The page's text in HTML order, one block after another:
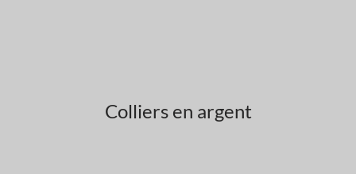
Colliers en argent